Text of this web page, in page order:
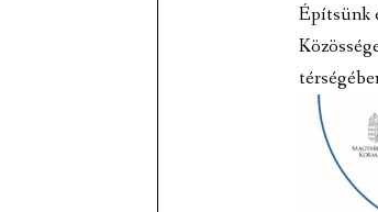
Építsünk